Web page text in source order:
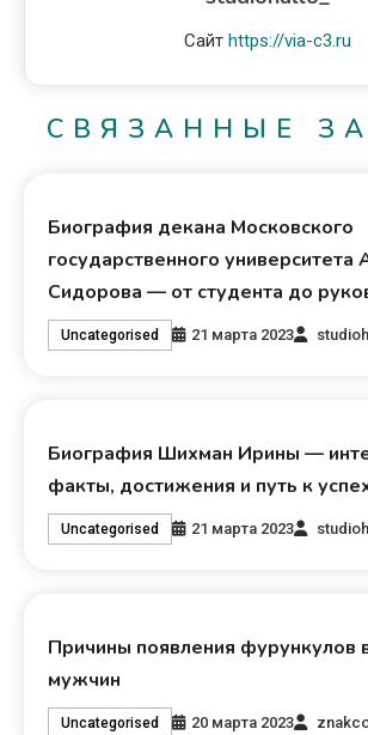
Сайт https://via-c3.ru
СВЯЗАННЫЕ
Биография декана Московского
государственного университета
Сидорова — от студента до
Uncategorised 21 марта 2023
Биография Шихман Ирины —
факты, достижения и путь к
Uncategorised 21 марта 2023
Причины появления фурункулов
мужчин
Uncategorised 20 марта 2023